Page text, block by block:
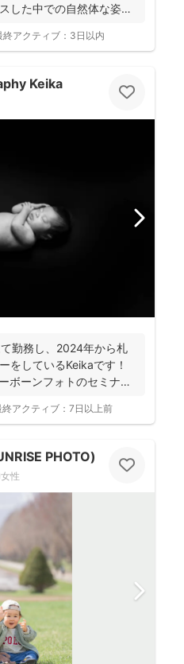
した中での自然体な姿の
終アクティブ： 3日以内
Keika
勤務し、2024年から札
をしているKeikaです！
ボーンフォトのセミナ
終アクティブ： 7日以上前
PHOTO)
女性